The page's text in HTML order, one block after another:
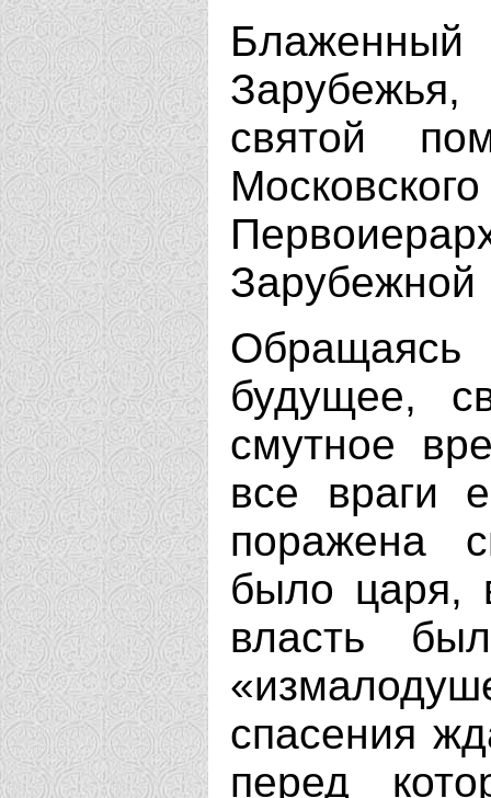
Блаженный
святой
Зарубежной
будущее,
смутное
все враги
поражена
было царя,
власть
спасения
перед